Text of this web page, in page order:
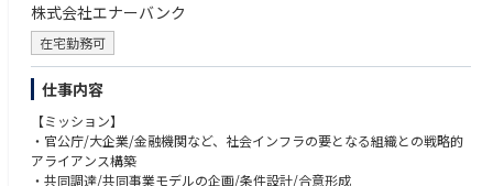
【仕事の魅力・やりがい】
・東京電力グループの土木部門では、発電所設備建設や地中送電土木工事
等、スケールの大きな仕事にチャレンジできる環境があり、また高度な技
術を必要とするやりがいのあるプロジェクトが多く存在しており、中核と
なる技術者として関与が可能です。
・調査、設計、工事監理のみならず、計画業務、保守運用まで、特定のフ
ェーズにとどまらず一連のライフサイクルに携わる事ができるため、幅広
い視点、俯瞰した視野から土木構造物を考えられるプロフェッショナルに
なれます。
株式会社エナーバンク
在宅勤務可
仕事内容
【ミッション】
・官公庁/大企業/金融機関など、社会インフラの要となる組織との戦略的
アライアンス構築
・共同調達/共同事業モデルの企画/条件設計/合意形成